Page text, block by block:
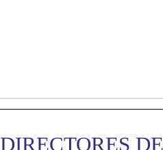
DIRECTORES